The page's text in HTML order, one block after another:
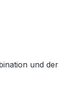
und der